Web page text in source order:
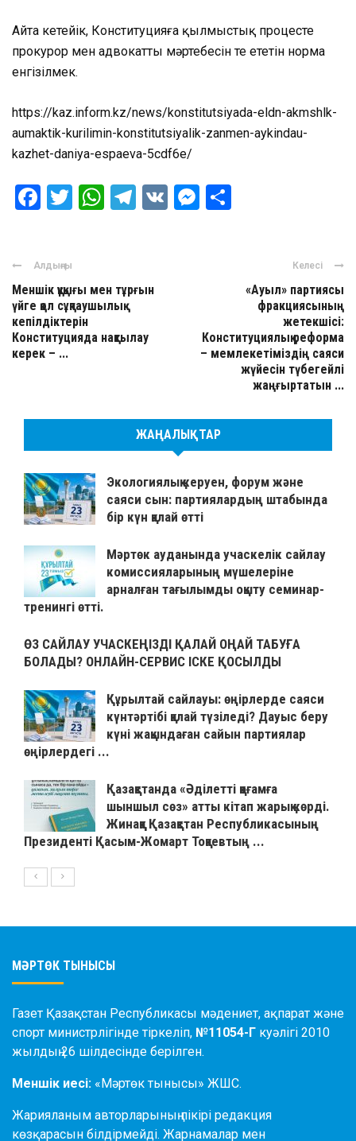
Айта кетейік, Конституцияға қылмыстық процесте
прокурор мен адвокаттың мәртебесін тең ететін норма
енгізілмек.
https://kaz.inform.kz/news/konstitutsiyada-eldn-akmshlk-
aumaktik-kurilimin-konstitutsiyalik-zanmen-aykindau-
kazhet-daniya-espaeva-5cdf6e/
Facebook
Twitter
WhatsApp
Telegram
VK Messenger
Алдыңғы
Меншік құқығы мен тұрғын
үйге қол сұқпаушылық
кепілдіктерін
Конституцияда нақтылау
керек – ...
Келесі
«Ауыл» партиясы
фракциясының
жетекшісі:
Конституциялық реформа
– мемлекетіміздің саяси
жүйесін түбегейлі
жаңғыртатын ...
ЖАҢАЛЫҚТАР
Экологиялық керуен, форум және
саяси сын: партиялардың штабында
бір күн қалай өтті
Мәртөк ауданында учаскелік сайлау
комиссияларының мүшелеріне
арналған тағылымды оқыту семинар-
тренингі өтті.
ӨЗ САЙЛАУ УЧАСКЕҢІЗДІ ҚАЛАЙ ОҢАЙ ТАБУҒА
БОЛАДЫ? ОНЛАЙН-СЕРВИС ІСКЕ ҚОСЫЛДЫ
Құрылтай сайлауы: өңірлерде саяси
күнтәртібі қалай түзіледі? Дауыс беру
күні жақындаған сайын партиялар
өңірлердегі ...
Қазақстанда «Әділетті қоғамға
шыншыл сөз» атты кітап жарық көрді.
Жинаққа Қазақстан Республикасының
Президенті Қасым-Жомарт Тоқаевтың ...
МӘРТӨК ТЫНЫСЫ
Газет Қазақстан Республикасы мәдениет, ақпарат және
спорт министрлігінде тіркеліп, №11054-Г куәлігі 2010
жылдың 26 шілдесінде берілген.
Меншік иесі: «Мәртөк тынысы» ЖШС.
Жарияланым авторларының пікірі редакция
көзқарасын білдірмейді. Жарнамалар мен